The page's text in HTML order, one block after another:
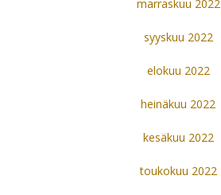
marraskuu 2022
syyskuu 2022
elokuu 2022
heinäkuu 2022
kesäkuu 2022
toukokuu 2022